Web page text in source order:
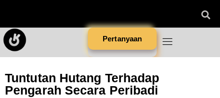
Pertanyaan
Tuntutan Hutang Terhadap
Pengarah Secara Peribadi